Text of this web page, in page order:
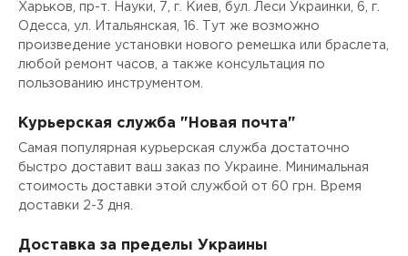
Харьков, пр-т. Науки, 7, г. Киев, бул. Леси Украинки, 6, г.
Одесса, ул. Итальянская, 16. Тут же возможно
произведение установки нового ремешка или браслета,
любой ремонт часов, а также консультация по
пользованию инструментом.
Курьерская служба "Новая почта"
Самая популярная курьерская служба достаточно
быстро доставит ваш заказ по Украине. Минимальная
стоимость доставки этой службой от 60 грн. Время
доставки 2-3 дня.
Доставка за пределы Украины